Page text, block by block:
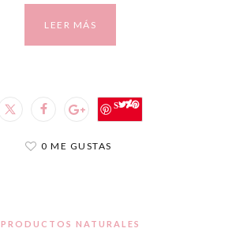
LEER MÁS
Save
0 ME GUSTAS
PRODUCTOS NATURALES